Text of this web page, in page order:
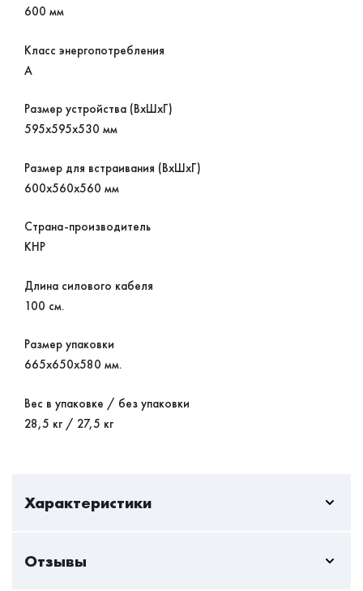
600 мм
Класс энергопотребления
А
Размер устройства (ВхШхГ)
595х595х530 мм
Размер для встраивания (ВхШхГ)
600х560х560 мм
Страна-производитель
КНР
Длина силового кабеля
100 см.
Размер упаковки
665х650х580 мм.
Вес в упаковке / без упаковки
28,5 кг / 27,5 кг
Характеристики
Габариты
Отзывы